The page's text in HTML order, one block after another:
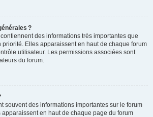
?
des informations très importantes que
Elles apparaissent en haut de chaque forum
utilisateur. Les permissions associées sont
du forum.
souvent des informations importantes sur le forum
en haut de chaque page du forum